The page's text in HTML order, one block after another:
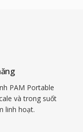
PAM Portable
và trong suốt
linh hoạt.